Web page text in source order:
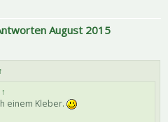
August 2015
↑
↑
einem Kleber.